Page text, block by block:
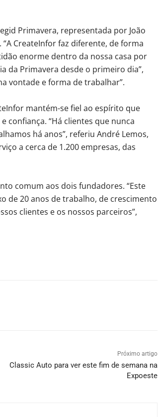
Primavera, representada por João
CreateInfor faz diferente, de forma
enorme dentro da nossa casa por
da Primavera desde o primeiro dia”,
vontade e forma de trabalhar”.
mantém-se fiel ao espírito que
confiança. “Há clientes que nunca
há anos”, referiu André Lemos,
a cerca de 1.200 empresas, das
comum aos dois fundadores. “Este
de 20 anos de trabalho, de crescimento
clientes e os nossos parceiros”,
Próximo artigo
Classic Auto para ver este fim de semana na
Expoeste